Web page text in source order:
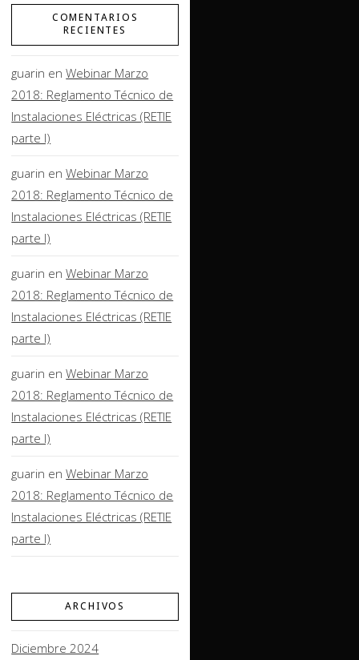
COMENTARIOS
RECIENTES
guarin enWebinar Marzo
2018: Reglamento Técnico de
Instalaciones Eléctricas (RETIE
parte I)
guarin enWebinar Marzo
2018: Reglamento Técnico de
Instalaciones Eléctricas (RETIE
parte I)
guarin enWebinar Marzo
2018: Reglamento Técnico de
Instalaciones Eléctricas (RETIE
parte I)
guarin enWebinar Marzo
2018: Reglamento Técnico de
Instalaciones Eléctricas (RETIE
parte I)
guarin enWebinar Marzo
2018: Reglamento Técnico de
Instalaciones Eléctricas (RETIE
parte I)
ARCHIVOS
Diciembre 2024